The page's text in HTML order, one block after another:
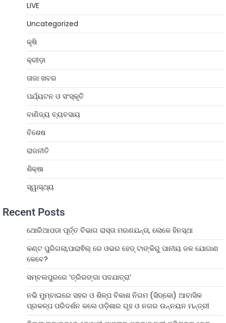
LIVE
Uncategorized
କୃଷି
କ୍ରୀଡ଼ା
ତାଜା ଖବର
ପର୍ଯ୍ୟଟନ ଓ ସଂସ୍କୃତି
ବାଣିଜ୍ୟ ବ୍ୟବସାୟ
ବିଶେଷ
ରାଜନୀତି
ଶିକ୍ଷା
ସ୍ୱାସ୍ଥ୍ୟ
Recent Posts
ଥୋରିଆପଡା ପୂର୍ତ୍ତ ବିଭାଗ ରାସ୍ତା ମରଣଯନ୍ତା, ଲୋକେ ହିନସ୍ଥା
କଣ୍ଟ ପୁରିଗଲା,ପାରାଵିଲ୍ ରେ ଓଭର ହେଡ୍ ଟାଙ୍କିରୁ ପାନୀୟ ଜଳ ଯୋଗାଣ
କେବେ?
ସମ୍ବଲପୁରରେ ‘ତ୍ରିରଙ୍ଗା ପଦଯାତ୍ରା’
ନଭି ମୁମ୍ବାଇରେ ସହର ଓ ଶିଳ୍ପ ବିକାଶ ନିଗମ (ସିଡ୍‌କୋ) ଆବାସିକ
ପ୍ରକଳ୍ପ ପରିଦର୍ଶନ କଲେ ଓଡ଼ିଶାର ଗୃହ ଓ ନଗର ଉନ୍ନୟନ ମନ୍ତ୍ରୀ